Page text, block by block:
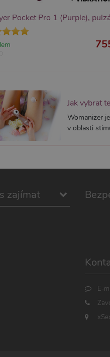
Jak vybrat
Womanizer
v oblasti
zajímat
E-